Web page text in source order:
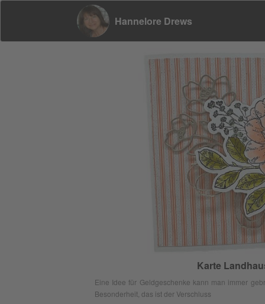
Hannelore Drews
Karte
Eine Idee für Geldgeschenke kann man immer
Besonderheit, das ist der Verschluss